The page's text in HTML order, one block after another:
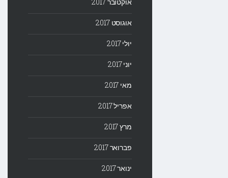
אוגוסט 2017
יולי 2017
יוני 2017
מאי 2017
אפריל 2017
מרץ 2017
פברואר 2017
ינואר 2017